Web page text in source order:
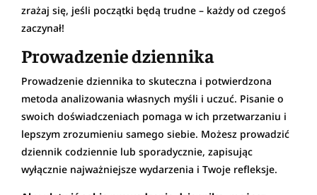
zrażaj się, jeśli początki będą trudne – każdy od czegoś
zaczynał!
Prowadzenie dziennika
Prowadzenie dziennika to skuteczna i potwierdzona
metoda analizowania własnych myśli i uczuć. Pisanie o
swoich doświadczeniach pomaga w ich przetwarzaniu i
lepszym zrozumieniu samego siebie. Możesz prowadzić
dziennik codziennie lub sporadycznie, zapisując
wyłącznie najważniejsze wydarzenia i Twoje refleksje.